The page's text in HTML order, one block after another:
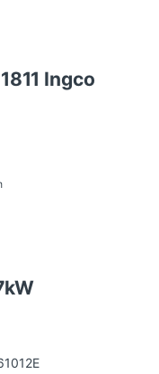
Ingco